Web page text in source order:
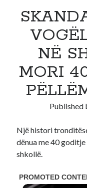
Recent
No comments to show.
NË
MORI
Published
Një histori
dënua me 40
shkollë.